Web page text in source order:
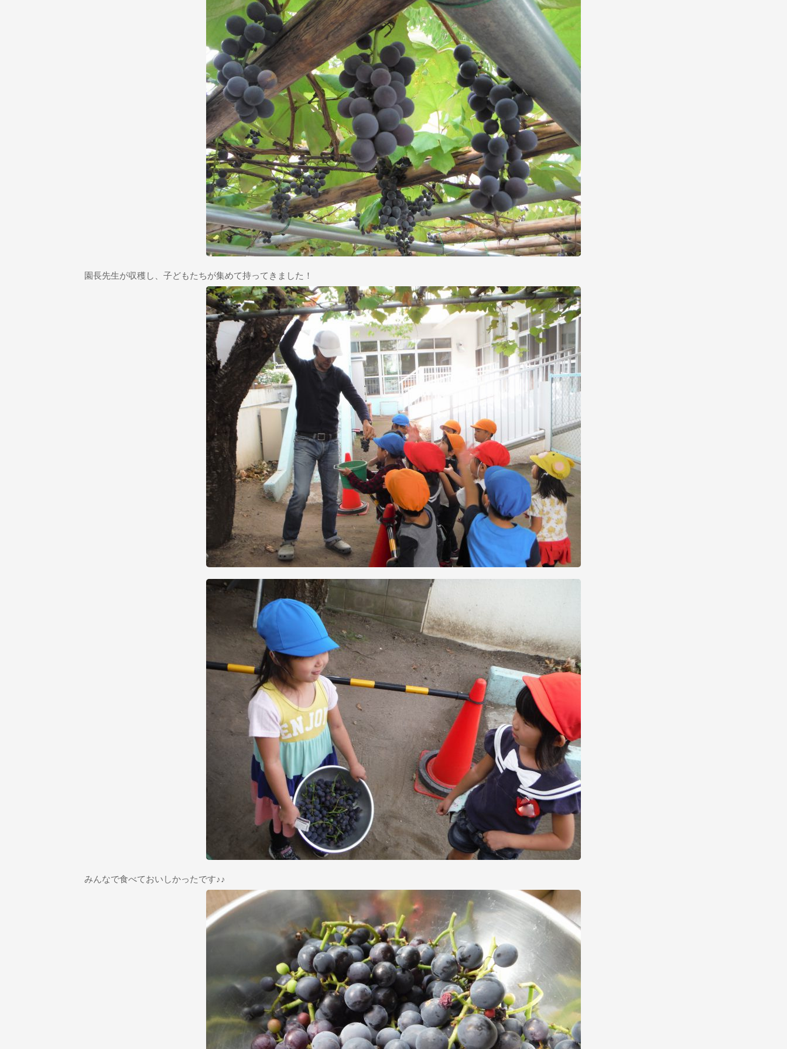
園長先生が収穫し、子どもたちが集めて持ってきました！
みんなで食べておいしかったです♪♪